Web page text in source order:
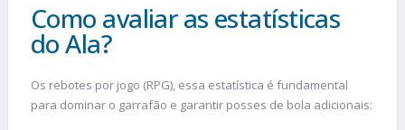
Como avaliar as estatísticas
do Ala?
Os rebotes por jogo (RPG), essa estatística é fundamental
para dominar o garrafão e garantir posses de bola adicionais: